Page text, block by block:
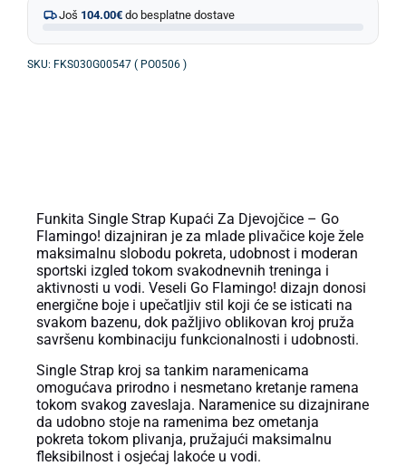
Još 104.00€ do besplatne dostave
SKU: FKS030G00547 ( PO0506 )
Funkita Single Strap Kupaći Za Djevojčice – Go
Flamingo! dizajniran je za mlade plivačice koje žele
maksimalnu slobodu pokreta, udobnost i moderan
sportski izgled tokom svakodnevnih treninga i
aktivnosti u vodi. Veseli Go Flamingo! dizajn donosi
energične boje i upečatljiv stil koji će se isticati na
svakom bazenu, dok pažljivo oblikovan kroj pruža
savršenu kombinaciju funkcionalnosti i udobnosti.
Single Strap kroj sa tankim naramenicama
omogućava prirodno i nesmetano kretanje ramena
tokom svakog zaveslaja. Naramenice su dizajnirane
da udobno stoje na ramenima bez ometanja
pokreta tokom plivanja, pružajući maksimalnu
fleksibilnost i osjećaj lakoće u vodi.